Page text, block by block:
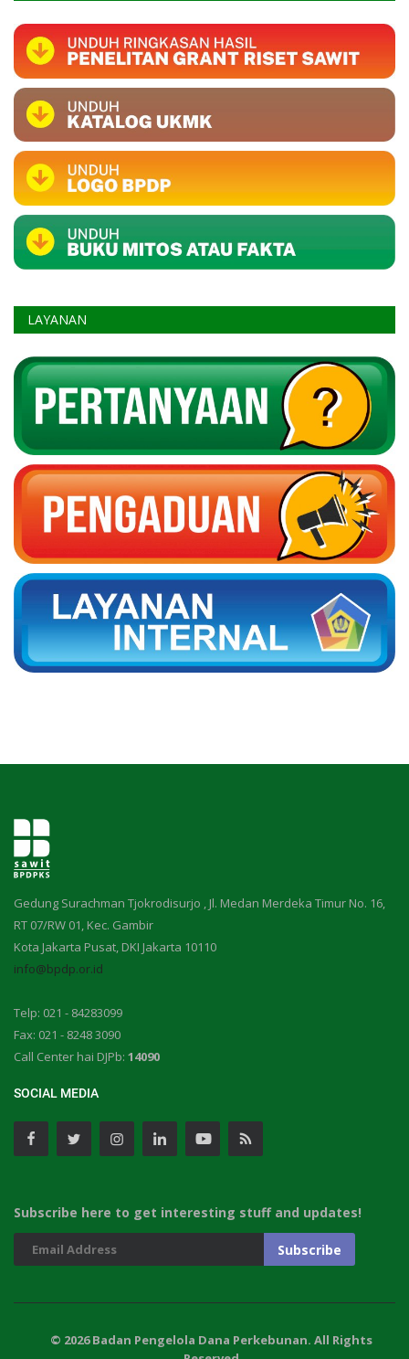
LAYANAN
Gedung Surachman Tjokrodisurjo , Jl. Medan Merdeka Timur No. 16,
RT 07/RW 01, Kec. Gambir
Kota Jakarta Pusat, DKI Jakarta 10110
info@bpdp.or.id
Telp: 021 - 84283099
Fax: 021 - 8248 3090
Call Center hai DJPb: 14090
SOCIAL MEDIA
Subscribe here to get interesting stuff and updates!
© 2026 Badan Pengelola Dana Perkebunan. All Rights